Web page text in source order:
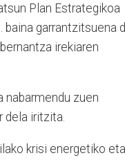
Plan Estrategikoa
garrantzitsuena
irekiaren
nabarmendu zuen
dela iritzita.
krisi energetiko eta